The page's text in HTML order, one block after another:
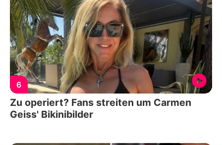
6
Zu operiert? Fans streiten um Carmen
Geiss' Bikinibilder